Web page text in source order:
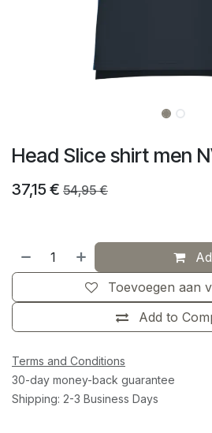
Head Slice shirt men
37,15 € 54,95€
Add to
Toevoegen aan
Terms and Conditions
30-day money-back guarantee
Shipping: 2-3 Business Days